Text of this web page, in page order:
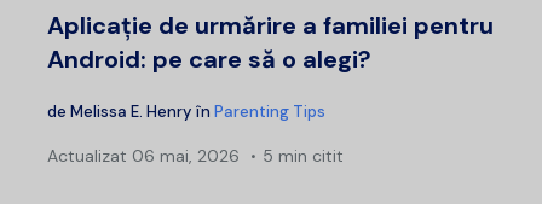
Aplicație de urmărire a familiei pentru
Android: pe care să o alegi?
de Melissa E. Henry în Parenting Tips
Actualizat 06 mai, 2026 5 min citit